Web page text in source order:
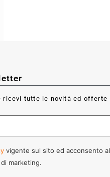
ricevi tutte le novità ed offerte
vigente sul sito ed acconsento al
marketing.